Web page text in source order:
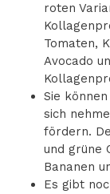
roten
Tomaten,
Avocado
Sie können
sich
fördern.
und grüne
Bananen
Es gibt